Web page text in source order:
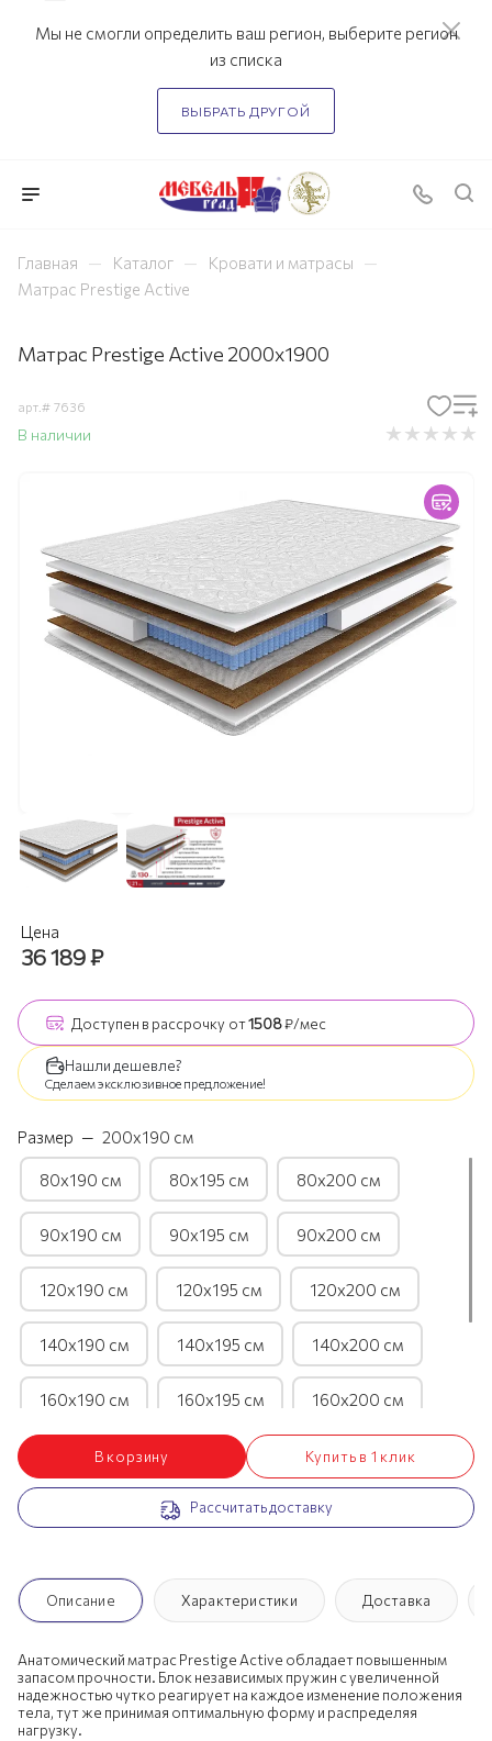
Мы не смогли определить ваш регион, выберите регион
из списка
ВЫБРАТЬ ДРУГОЙ
Главная — Каталог — Кровати и матрасы —
Матрас Prestige Active
Матрас Prestige Active 2000х1900
арт.# 7636
В наличии
Цена
36 189₽
Доступен в рассрочку от1508₽/мес
Нашли дешевле?
Сделаем эксклюзивное предложение!
Размер — 200х190 см
80х190 см 80х195 см 80х200 см
90х190 см 90х195 см 90х200 см
120х190 см 120х195 см 120х200 см
140х190 см 140х195 см 140х200 см
160х190 см 160х195 см 160х200 см
180х190 см 180х195 см 180х200 см
200х195 см 200х200 см
В корзину Купить в 1 клик
Рассчитать доставку
Описание Характеристики Доставка
Анатомический матрас Prestige Active обладает повышенным
запасом прочности. Блок независимых пружин с увеличенной
надежностью чутко реагирует на каждое изменение положения
тела, тут же принимая оптимальную форму и распределяя
нагрузку.